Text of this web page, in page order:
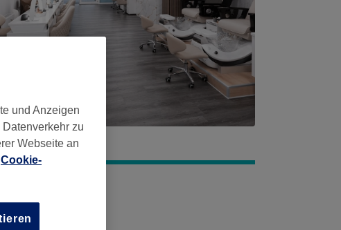
und Anzeigen
zu
Webseite an
Cookie-